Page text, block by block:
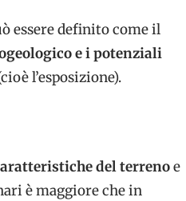
essere definito come il
e i potenziali
l’esposizione).
del terrenoe
è maggiore che in